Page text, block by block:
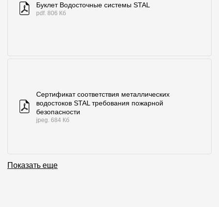
Качество фасадов
B2B
Отзывы
Буклет Водосточные системы STAL
pdf. 806 Кб
Сертификат соответствия металлических
водостоков STAL требования пожарной
безопасности
jpeg. 684 Кб
Показать еще